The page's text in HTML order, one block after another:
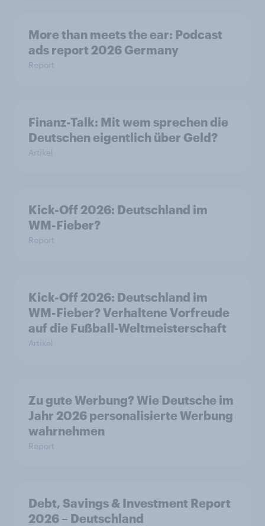
More than meets the ear: Podcast
ads report 2026 Germany
Report
Finanz-Talk: Mit wem sprechen die
Deutschen eigentlich über Geld?
Artikel
Kick-Off 2026: Deutschland im
WM-Fieber?
Report
Kick-Off 2026: Deutschland im
WM-Fieber? Verhaltene Vorfreude
auf die Fußball-Weltmeisterschaft
Artikel
Zu gute Werbung? Wie Deutsche im
Jahr 2026 personalisierte Werbung
wahrnehmen
Report
Debt, Savings & Investment Report
2026 – Deutschland